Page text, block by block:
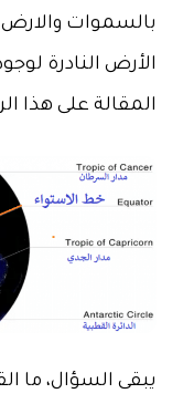
بالسموات والارض
الأرض النادرة
المقالة على هذا
يبقى السؤال، ما